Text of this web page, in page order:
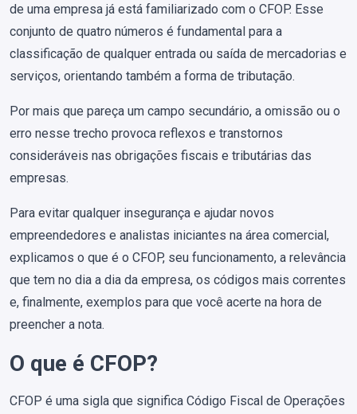
de uma empresa já está familiarizado com o CFOP. Esse
conjunto de quatro números é fundamental para a
classificação de qualquer entrada ou saída de mercadorias e
serviços, orientando também a forma de tributação.
Por mais que pareça um campo secundário, a omissão ou o
erro nesse trecho provoca reflexos e transtornos
consideráveis nas obrigações fiscais e tributárias das
empresas.
Para evitar qualquer insegurança e ajudar novos
empreendedores e analistas iniciantes na área comercial,
explicamos o que é o CFOP, seu funcionamento, a relevância
que tem no dia a dia da empresa, os códigos mais correntes
e, finalmente, exemplos para que você acerte na hora de
preencher a nota.
O que é CFOP?
CFOP é uma sigla que significa Código Fiscal de Operações